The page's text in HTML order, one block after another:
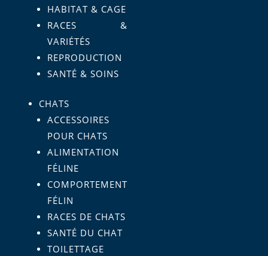
HABITAT & CAGE
RACES &
VARIÉTÉS
REPRODUCTION
SANTÉ & SOINS
CHATS
ACCESSOIRES
POUR CHATS
ALIMENTATION
FÉLINE
COMPORTEMENT
FÉLIN
RACES DE CHATS
SANTÉ DU CHAT
TOILETTAGE